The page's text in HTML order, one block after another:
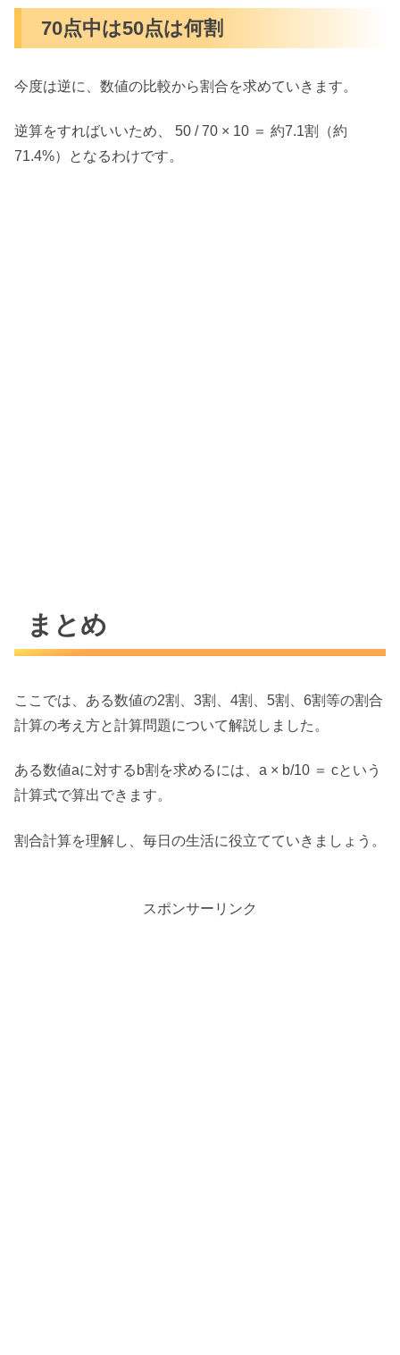
70点中は50点は何割
今度は逆に、数値の比較から割合を求めていきます。
逆算をすればいいため、 50 / 70 × 10 ＝ 約7.1割（約
71.4%）となるわけです。
まとめ
ここでは、ある数値の2割、3割、4割、5割、6割等の割合
計算の考え方と計算問題について解説しました。
ある数値aに対するb割を求めるには、a × b/10 ＝ cという
計算式で算出できます。
割合計算を理解し、毎日の生活に役立てていきましょう。
スポンサーリンク